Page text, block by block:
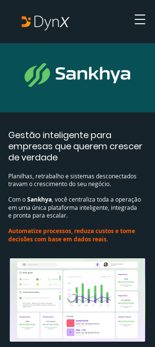
Gestão inteligente para
empresas que querem crescer
de verdade
Planilhas, retrabalho e sistemas desconectados
travam o crescimento do seu negócio.
Com oSankhya , você centraliza toda a operação
em uma única plataforma inteligente, integrada
e pronta para escalar.
Automatize processos, reduza custos e tome
decisões com base em dados reais.